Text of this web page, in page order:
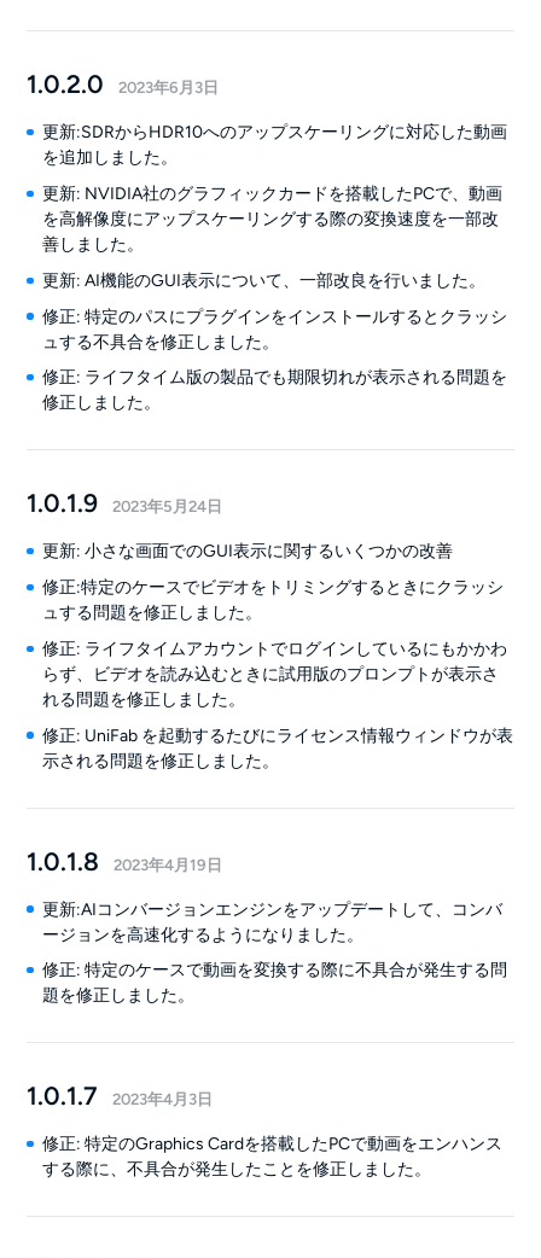
1.0.2.0 2023年6月3日
更新:SDRからHDR10へのアップスケーリングに対応した動画
を追加しました。
更新: NVIDIA社のグラフィックカードを搭載したPCで、動画
を高解像度にアップスケーリングする際の変換速度を一部改
善しました。
更新: AI機能のGUI表示について、一部改良を行いました。
修正: 特定のパスにプラグインをインストールするとクラッシ
ュする不具合を修正しました。
修正: ライフタイム版の製品でも期限切れが表示される問題を
修正しました。
1.0.1.9 2023年5月24日
更新: 小さな画面でのGUI表示に関するいくつかの改善
修正:特定のケースでビデオをトリミングするときにクラッシ
ュする問題を修正しました。
修正: ライフタイムアカウントでログインしているにもかかわ
らず、ビデオを読み込むときに試用版のプロンプトが表示さ
れる問題を修正しました。
修正: UniFab を起動するたびにライセンス情報ウィンドウが表
示される問題を修正しました。
1.0.1.8 2023年4月19日
更新:AIコンバージョンエンジンをアップデートして、コンバ
ージョンを高速化するようになりました。
修正: 特定のケースで動画を変換する際に不具合が発生する問
題を修正しました。
1.0.1.7 2023年4月3日
修正: 特定のGraphics Cardを搭載したPCで動画をエンハンス
する際に、不具合が発生したことを修正しました。